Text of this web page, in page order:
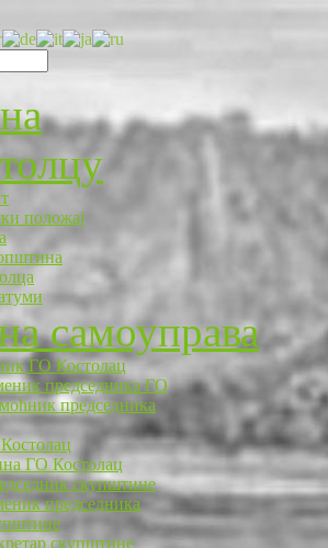
положај
самоуправа
ГО Костолац
председника ГО
председника
ГО Костолац
скупштине
председника
скупштине